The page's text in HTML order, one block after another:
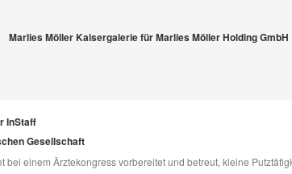
Marlies Möller Kaisergalerie für Marlies Möller Holding GmbH
InStaff
Gesellschaft
bei einem Ärztekongress vorbereitet und betreut, kleine